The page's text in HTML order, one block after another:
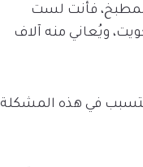
فأنت لست
ويُعاني منه آلاف
في هذه المشكلة